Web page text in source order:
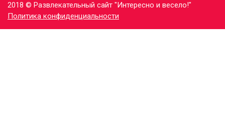
2018 © Развлекательный сайт "Интересно и весело!"
Политика конфиденциальности